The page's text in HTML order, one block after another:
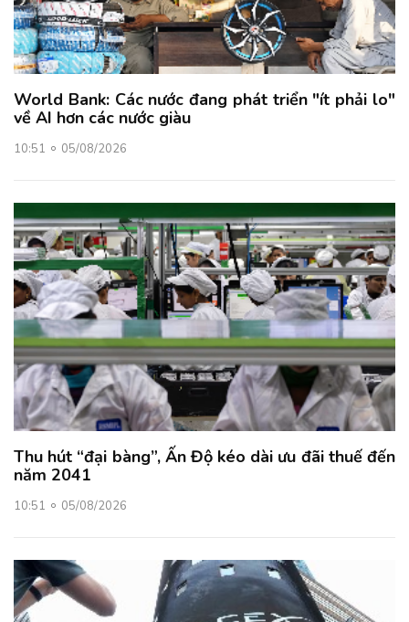
World Bank: Các nước đang phát triển "ít phải lo"
về AI hơn các nước giàu
10:51 05/08/2026
Thu hút “đại bàng”, Ấn Độ kéo dài ưu đãi thuế đến
năm 2041
10:51 05/08/2026